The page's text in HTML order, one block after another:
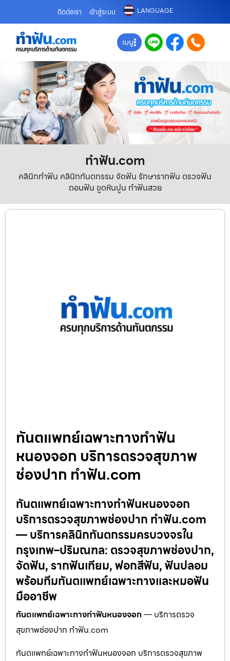
ติดต่อเรา เข้าสู่ระบบ LANGUAGE
เมนู
ทําฟัน.com
คลินิกทำฟัน คลินิกทันตกรรม จัดฟัน รักษารากฟัน ตรวจฟัน
ถอนฟัน ขูดหินปูน ทำฟันสวย
ทันตแพทย์เฉพาะทางทำฟัน
หนองจอก บริการตรวจสุขภาพ
ช่องปาก ทำฟัน.com
ทันตแพทย์เฉพาะทางทำฟันหนองจอก
บริการตรวจสุขภาพช่องปาก ทำฟัน.com
— บริการคลินิกทันตกรรมครบวงจรใน
กรุงเทพ–ปริมณฑล: ตรวจสุขภาพช่องปาก,
จัดฟัน, รากฟันเทียม, ฟอกสีฟัน, ฟันปลอม
พร้อมทีมทันตแพทย์เฉพาะทางและหมอฟัน
มืออาชีพ
ทันตแพทย์เฉพาะทางทำฟันหนองจอก— บริการตรวจ
สุขภาพช่องปาก ทำฟัน.com
ทันตแพทย์เฉพาะทางทำฟันหนองจอก บริการตรวจสุขภาพ